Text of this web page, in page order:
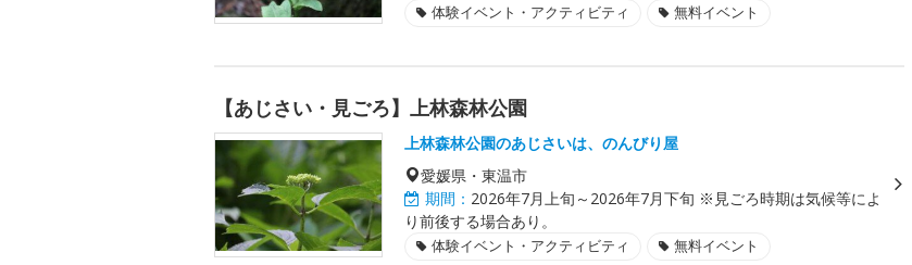
体験イベント・アクティビティ 無料イベント
【あじさい・見ごろ】上林森林公園
上林森林公園のあじさいは、のんびり屋
愛媛県・東温市
期間： 2026年7月上旬～2026年7月下旬 ※見ごろ時期は気候等によ
り前後する場合あり。
体験イベント・アクティビティ 無料イベント